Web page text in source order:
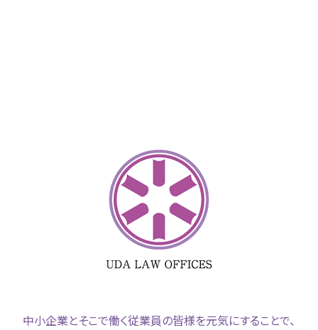
中小企業とそこで働く従業員の皆様を元気にすることで、